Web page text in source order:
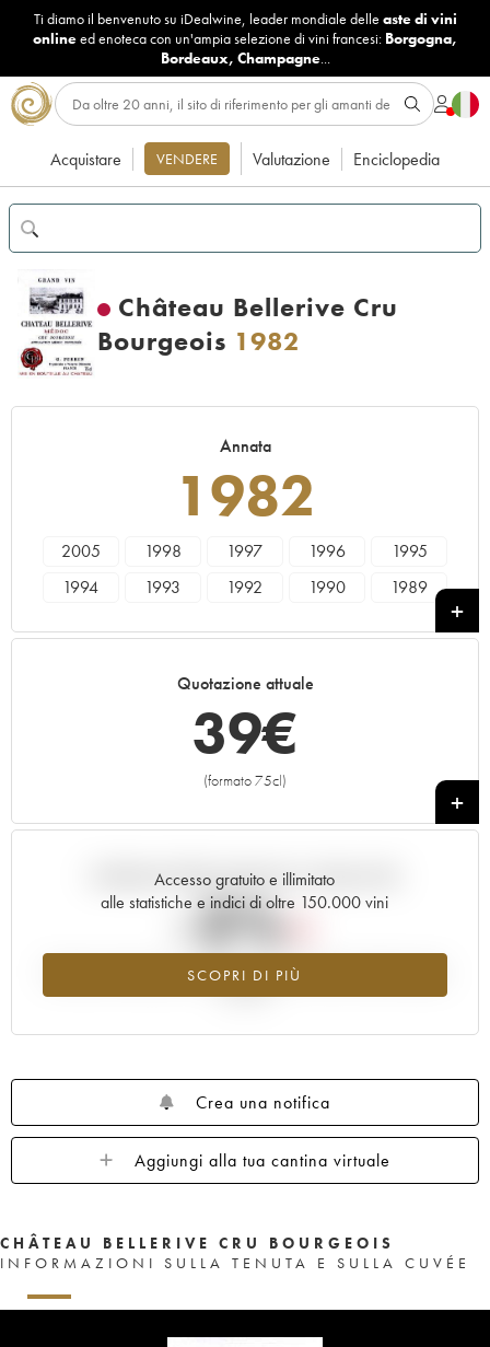
Ti diamo il benvenuto su iDealwine, leader mondiale delle aste di vini
onlineed enoteca con un'ampia selezione di vini francesi: Borgogna,
Bordeaux, Champagne...
Acquistare VENDERE Valutazione Enciclopedia
Château Bellerive Cru
Bourgeois 1982
Annata
1982
2005 1998 1997 1996
1995
1994
1993 1992 1990
1989
Quotazione attuale
39€
(formato 75cl)
+
Accesso gratuito e illimitato
alle statistiche e indici di oltre 150.000 vini
SCOPRI DI PIÙ
Andamento della quotazione in tempo reale
-2%
Tendenza al ribasso per il valore dell'annata 1982 nel 2026 rispetto
Crea una notifica
Aggiungi alla tua cantina virtuale
CHÂTEAU BELLERIVE CRU BOURGEOIS
INFORMAZIONI SULLA TENUTA E SULLA CUVÉE